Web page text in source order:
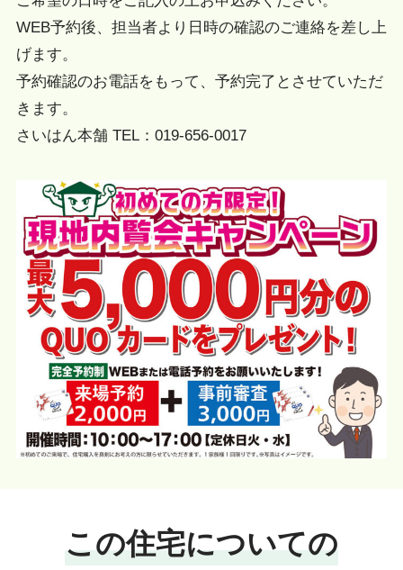
WEB予約後、担当者より日時の確認のご連絡を差し上
げます。
予約確認のお電話をもって、予約完了とさせていただ
きます。
さいはん本舗 TEL：019-656-0017
この住宅についての